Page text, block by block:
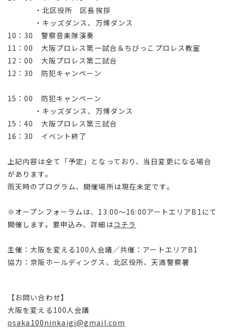
・北区役所 区長挨拶
・キッズダンス、万博ダンス
10：30 警察音楽隊演奏
11：00 大阪プロレス第一試合＆ちびっこプロレス教室
12：00 大阪プロレス第二試合
12：30 防犯キャンペーン
15：00 防犯キャンペーン
・キッズダンス、万博ダンス
15：40 大阪プロレス第三試合
16：30 イベント終了
上記内容は全て「予定」となっており、当日変更になる場合
があります。
雨天時のプログラム、開催場所は現在未定です。
※オープンフォーラムは、13:00～16:00アートエリアB1にて
開催します。要申込み、詳細はコチラ
主催：大阪を変える100人会議／共催：アートエリアB1
協力：京阪ホールディングス、北区役所、天満警察署
【お問い合わせ】
大阪を変える100人会議
osaka100ninkaigi@gmail.com